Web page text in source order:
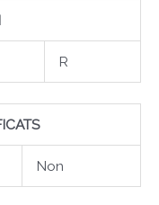
R
Non